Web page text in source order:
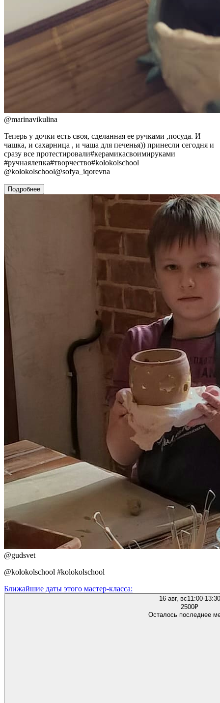
@marinavikulina
Теперь у дочки есть своя, сделанная ее ручками ,посуда. И
чашка, и сахарница , и чаша для печенья)) принесли сегодня и
сразу все протестировали#керамикасвоимируками
#ручнаялепка#творчество#kolokolschool
@kolokolschool@sofya_iqorevna
Подробнее
@gudsvet
@kolokolschool #kolokolschool
Ближайшие даты этого мастер‑класса:
16 авг, вс11:00-13:30
2500₽
Осталось последнее